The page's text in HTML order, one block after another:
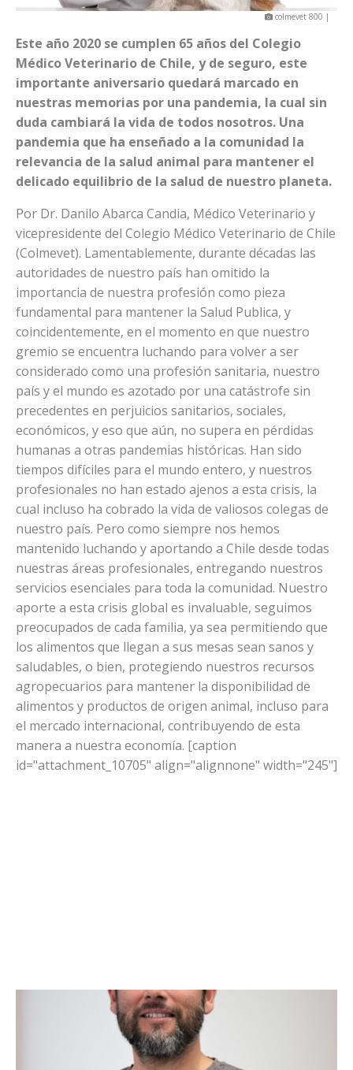
colmevet 800 |
Este año 2020 se cumplen 65 años del Colegio
Médico Veterinario de Chile, y de seguro, este
importante aniversario quedará marcado en
nuestras memorias por una pandemia, la cual sin
duda cambiará la vida de todos nosotros. Una
pandemia que ha enseñado a la comunidad la
relevancia de la salud animal para mantener el
delicado equilibrio de la salud de nuestro planeta.
Por Dr. Danilo Abarca Candia, Médico Veterinario y
vicepresidente del Colegio Médico Veterinario de Chile
(Colmevet). Lamentablemente, durante décadas las
autoridades de nuestro país han omitido la
importancia de nuestra profesión como pieza
fundamental para mantener la Salud Publica, y
coincidentemente, en el momento en que nuestro
gremio se encuentra luchando para volver a ser
considerado como una profesión sanitaria, nuestro
país y el mundo es azotado por una catástrofe sin
precedentes en perjuicios sanitarios, sociales,
económicos, y eso que aún, no supera en pérdidas
humanas a otras pandemias históricas. Han sido
tiempos difíciles para el mundo entero, y nuestros
profesionales no han estado ajenos a esta crisis, la
cual incluso ha cobrado la vida de valiosos colegas de
nuestro país. Pero como siempre nos hemos
mantenido luchando y aportando a Chile desde todas
nuestras áreas profesionales, entregando nuestros
servicios esenciales para toda la comunidad. Nuestro
aporte a esta crisis global es invaluable, seguimos
preocupados de cada familia, ya sea permitiendo que
los alimentos que llegan a sus mesas sean sanos y
saludables, o bien, protegiendo nuestros recursos
agropecuarios para mantener la disponibilidad de
alimentos y productos de origen animal, incluso para
el mercado internacional, contribuyendo de esta
manera a nuestra economía. [caption
id="attachment_10705" align="alignnone" width="245"]